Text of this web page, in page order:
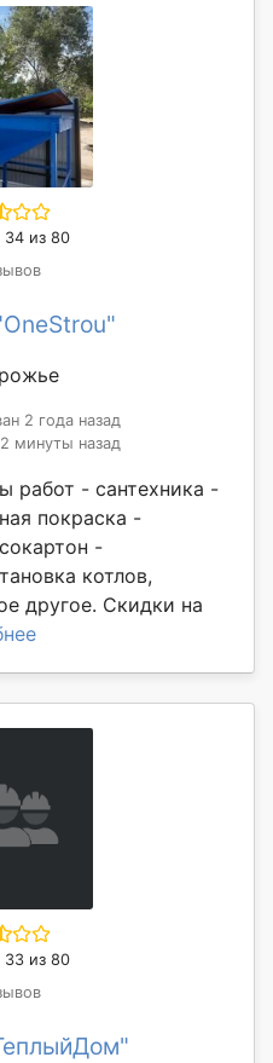
34 из 80
2 года назад
минуты назад
работ - сантехника -
покраска -
-
котлов,
другое. Скидки на
33 из 80